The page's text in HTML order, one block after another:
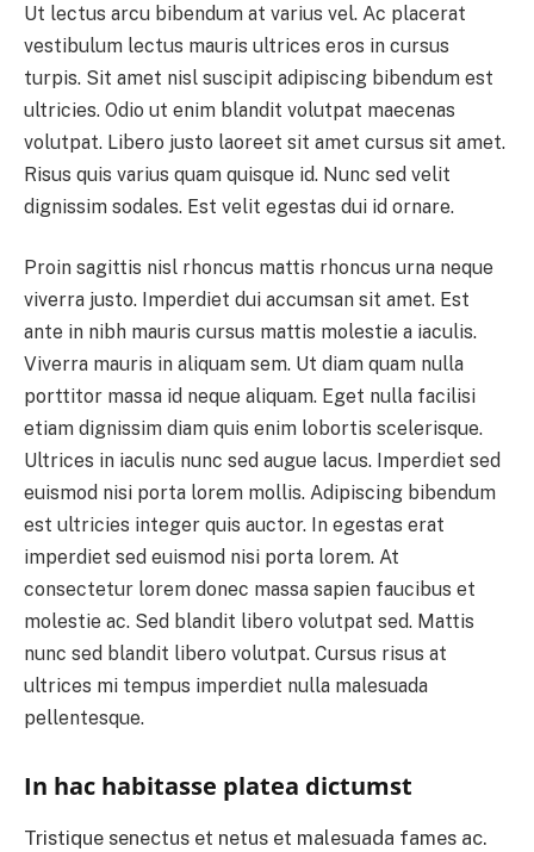
Ut lectus arcu bibendum at varius vel. Ac placerat
vestibulum lectus mauris ultrices eros in cursus
turpis. Sit amet nisl suscipit adipiscing bibendum est
ultricies. Odio ut enim blandit volutpat maecenas
volutpat. Libero justo laoreet sit amet cursus sit amet.
Risus quis varius quam quisque id. Nunc sed velit
dignissim sodales. Est velit egestas dui id ornare.
Proin sagittis nisl rhoncus mattis rhoncus urna neque
viverra justo. Imperdiet dui accumsan sit amet. Est
ante in nibh mauris cursus mattis molestie a iaculis.
Viverra mauris in aliquam sem. Ut diam quam nulla
porttitor massa id neque aliquam. Eget nulla facilisi
etiam dignissim diam quis enim lobortis scelerisque.
Ultrices in iaculis nunc sed augue lacus. Imperdiet sed
euismod nisi porta lorem mollis. Adipiscing bibendum
est ultricies integer quis auctor. In egestas erat
imperdiet sed euismod nisi porta lorem. At
consectetur lorem donec massa sapien faucibus et
molestie ac. Sed blandit libero volutpat sed. Mattis
nunc sed blandit libero volutpat. Cursus risus at
ultrices mi tempus imperdiet nulla malesuada
pellentesque.
In hac habitasse platea dictumst
Tristique senectus et netus et malesuada fames ac.